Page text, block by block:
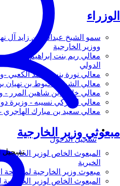
الوزراء
سمو الشيخ عبدالله بن زايد آل
ووزير الخارجية
معالي ريم بنت إبراهيم
الدولي
معالي نورة بنت محمد الكعبي -
معالي الشيخ شخبوط بن نهيان
معالي خليفة بن شاهين المرر -
معالي لانا زكي نسيبه - وزيرة
معالي سعيد بن مبارك الهاجري
مبعوثي وزير الخارجية
المبعوث الخاص لوزير
الخيرية
مبعوث وزير الخارجية لمكافحة
المبعوث الخاص لوزير
تسجيل الدخول
تسجيل